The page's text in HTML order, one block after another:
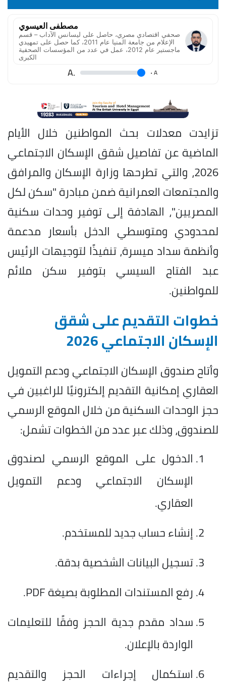
مصطفى العيسوي
صحفي اقتصادي مصري، حاصل على ليسانس الآداب – قسم
الإعلام من جامعة المنيا عام 2011، كما حصل على تمهيدي
ماجستير عام 2012، عمل في عدد من المؤسسات الصحفية
الكبرى
A
.
.A
تزايدت معدلات بحث المواطنين خلال الأيام
الماضية عن تفاصيل شقق الإسكان الاجتماعي
2026، والتي تطرحها وزارة الإسكان والمرافق
والمجتمعات العمرانية ضمن مبادرة "سكن لكل
المصريين"، الهادفة إلى توفير وحدات سكنية
لمحدودي ومتوسطي الدخل بأسعار مدعمة
وأنظمة سداد ميسرة، تنفيذًا لتوجيهات الرئيس
عبد الفتاح السيسي بتوفير سكن ملائم
للمواطنين.
خطوات التقديم على شقق
الإسكان الاجتماعي 2026
وأتاح صندوق الإسكان الاجتماعي ودعم التمويل
العقاري إمكانية التقديم إلكترونيًا للراغبين في
حجز الوحدات السكنية من خلال الموقع الرسمي
للصندوق، وذلك عبر عدد من الخطوات تشمل:
الدخول على الموقع الرسمي لصندوق
الإسكان الاجتماعي ودعم التمويل
العقاري.
إنشاء حساب جديد للمستخدم.
تسجيل البيانات الشخصية بدقة.
رفع المستندات المطلوبة بصيغة PDF.
سداد مقدم جدية الحجز وفقًا للتعليمات
الواردة بالإعلان.
استكمال إجراءات الحجز والتقديم